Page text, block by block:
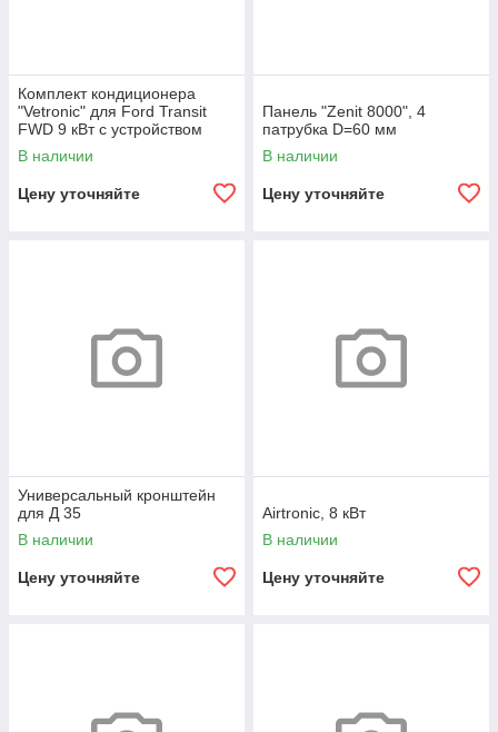
Комплект кондиционера
"Vetronic" для Ford Transit
FWD 9 кВт с устройством
управления EasyStart Clim
В наличии
Цену уточняйте
Панель "Zenit 8000", 4
патрубка D=60 мм
В наличии
Цену уточняйте
Универсальный кронштейн
для Д 35
В наличии
Цену уточняйте
Airtronic, 8 кВт
В наличии
Цену уточняйте